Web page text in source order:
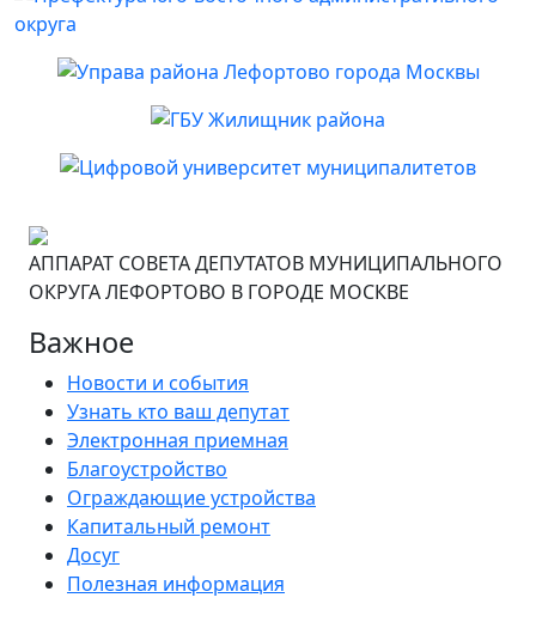
АППАРАТ СОВЕТА ДЕПУТАТОВ МУНИЦИПАЛЬНОГО
ОКРУГА ЛЕФОРТОВО В ГОРОДЕ МОСКВЕ
Важное
Новости и события
Узнать кто ваш депутат
Электронная приемная
Благоустройство
Ограждающие устройства
Капитальный ремонт
Досуг
Полезная информация